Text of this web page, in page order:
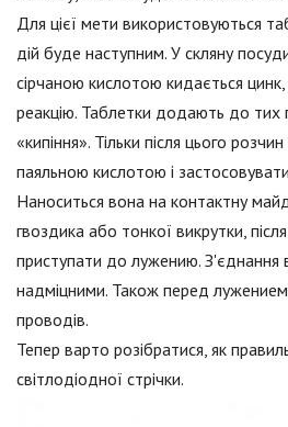
Для цієї мети використовуються
дій буде наступним. У скляну
сірчаною кислотою кидається
реакцію. Таблетки додають до тих
«кипіння». Тільки після цього
паяльною кислотою і
Наноситься вона на контактну
гвоздика або тонкої викрутки,
приступати до лужению. З'єднання
надміцними. Також перед лужением
проводів.
Тепер варто розібратися, як
світлодіодної стрічки.